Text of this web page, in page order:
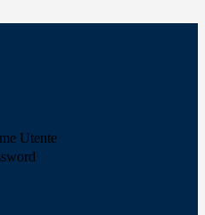
Utente